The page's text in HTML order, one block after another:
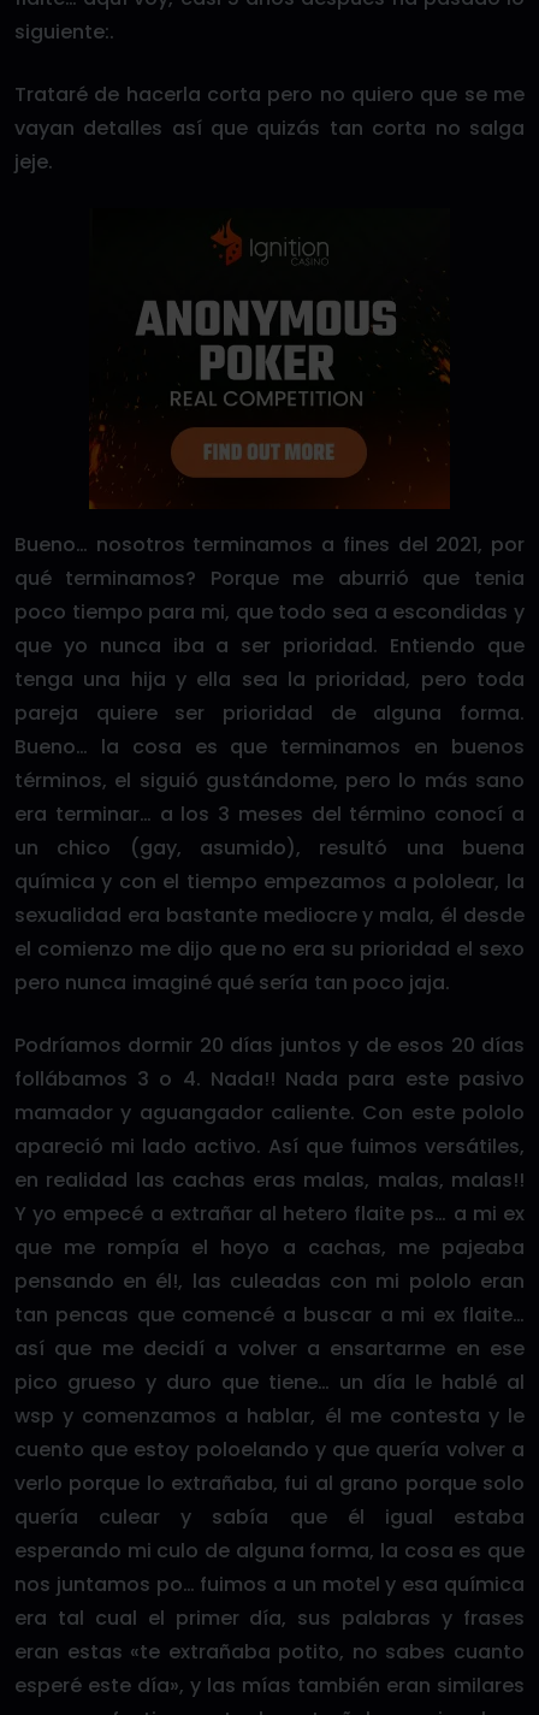
siguiente:.
Trataré de hacerla corta pero no quiero que se me
vayan detalles así que quizás tan corta no salga
jeje.
Bueno… nosotros terminamos a fines del 2021, por
qué terminamos? Porque me aburrió que tenia
poco tiempo para mi, que todo sea a escondidas y
que yo nunca iba a ser prioridad. Entiendo que
tenga una hija y ella sea la prioridad, pero toda
pareja quiere ser prioridad de alguna forma.
Bueno… la cosa es que terminamos en buenos
términos, el siguió gustándome, pero lo más sano
era terminar… a los 3 meses del término conocí a
un chico (gay, asumido), resultó una buena
química y con el tiempo empezamos a pololear, la
sexualidad era bastante mediocre y mala, él desde
el comienzo me dijo que no era su prioridad el sexo
pero nunca imaginé qué sería tan poco jaja.
Podríamos dormir 20 días juntos y de esos 20 días
follábamos 3 o 4. Nada!! Nada para este pasivo
mamador y aguangador caliente. Con este pololo
apareció mi lado activo. Así que fuimos versátiles,
en realidad las cachas eras malas, malas, malas!!
Y yo empecé a extrañar al hetero flaite ps… a mi ex
que me rompía el hoyo a cachas, me pajeaba
pensando en él!, las culeadas con mi pololo eran
tan pencas que comencé a buscar a mi ex flaite…
así que me decidí a volver a ensartarme en ese
pico grueso y duro que tiene… un día le hablé al
wsp y comenzamos a hablar, él me contesta y le
cuento que estoy poloelando y que quería volver a
verlo porque lo extrañaba, fui al grano porque solo
quería culear y sabía que él igual estaba
esperando mi culo de alguna forma, la cosa es que
nos juntamos po… fuimos a un motel y esa química
era tal cual el primer día, sus palabras y frases
eran estas «te extrañaba potito, no sabes cuanto
esperé este día», y las mías también eran similares